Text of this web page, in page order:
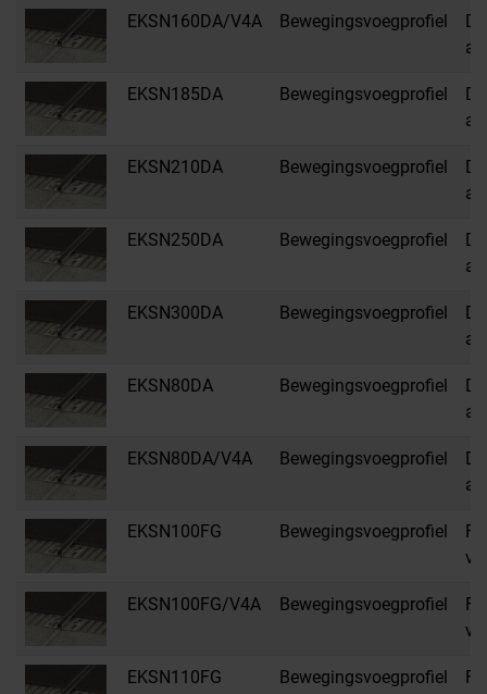
EKSN160DA/V4A Bewegingsvoegprofiel
EKSN185DA Bewegingsvoegprofiel
EKSN210DA Bewegingsvoegprofiel
EKSN250DA Bewegingsvoegprofiel
EKSN300DA Bewegingsvoegprofiel
EKSN80DA Bewegingsvoegprofiel
EKSN80DA/V4A Bewegingsvoegprofiel
EKSN100FG Bewegingsvoegprofiel
EKSN100FG/V4A Bewegingsvoegprofiel
EKSN110FG Bewegingsvoegprofiel